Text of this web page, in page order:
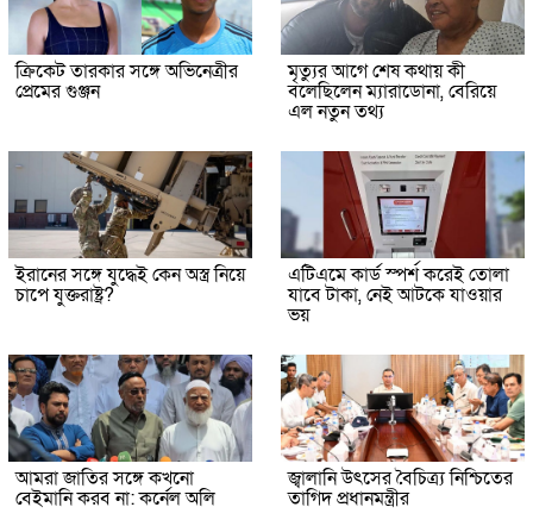
ক্রিকেট তারকার সঙ্গে অভিনেত্রীর
প্রেমের গুঞ্জন
মৃত্যুর আগে শেষ কথায় কী
বলেছিলেন ম্যারাডোনা, বেরিয়ে
এল নতুন তথ্য
ইরানের সঙ্গে যুদ্ধেই কেন অস্ত্র নিয়ে
চাপে যুক্তরাষ্ট্র?
এটিএমে কার্ড স্পর্শ করেই তোলা
যাবে টাকা, নেই আটকে যাওয়ার
ভয়
আমরা জাতির সঙ্গে কখনো
বেইমানি করব না: কর্নেল অলি
জ্বালানি উৎসের বৈচিত্র্য নিশ্চিতের
তাগিদ প্রধানমন্ত্রীর